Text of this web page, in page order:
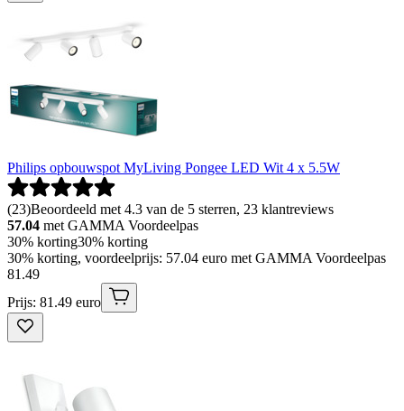
Philips opbouwspot MyLiving Pongee LED Wit 4 x 5.5W
(23)Beoordeeld met 4.3 van de 5 sterren, 23 klantreviews
57.04 met GAMMA Voordeelpas
30% korting30% korting
30% korting, voordeelprijs: 57.04 euro met GAMMA Voordeelpas
81.49
Prijs: 81.49 euro